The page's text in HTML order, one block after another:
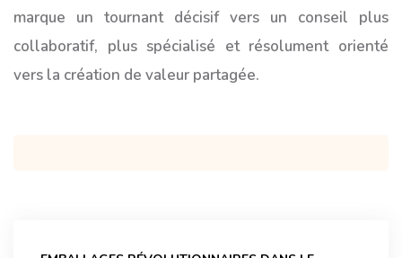
marque un tournant décisif vers un conseil plus
collaboratif, plus spécialisé et résolument orienté
vers la création de valeur partagée.